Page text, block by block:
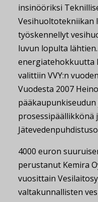
insinööriksi
Vesihuoltotekniikan
työskennellyt
luvun lopulta
energiatehokkuutta
valittiin VVY:n
Vuodesta 2007
prosessipäällikkönä
4000 euron
perustanut Kemira
vuosittain
valtakunnallisten